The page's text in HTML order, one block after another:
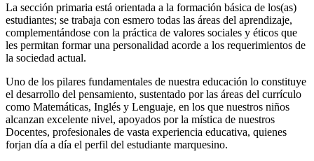
La sección primaria está orientada a la formación básica de los(as)
estudiantes; se trabaja con esmero todas las áreas del aprendizaje,
complementándose con la práctica de valores sociales y éticos que
les permitan formar una personalidad acorde a los requerimientos de
la sociedad actual.
Uno de los pilares fundamentales de nuestra educación lo constituye
el desarrollo del pensamiento, sustentado por las áreas del currículo
como Matemáticas, Inglés y Lenguaje, en los que nuestros niños
alcanzan excelente nivel, apoyados por la mística de nuestros
Docentes, profesionales de vasta experiencia educativa, quienes
forjan día a día el perfil del estudiante marquesino.